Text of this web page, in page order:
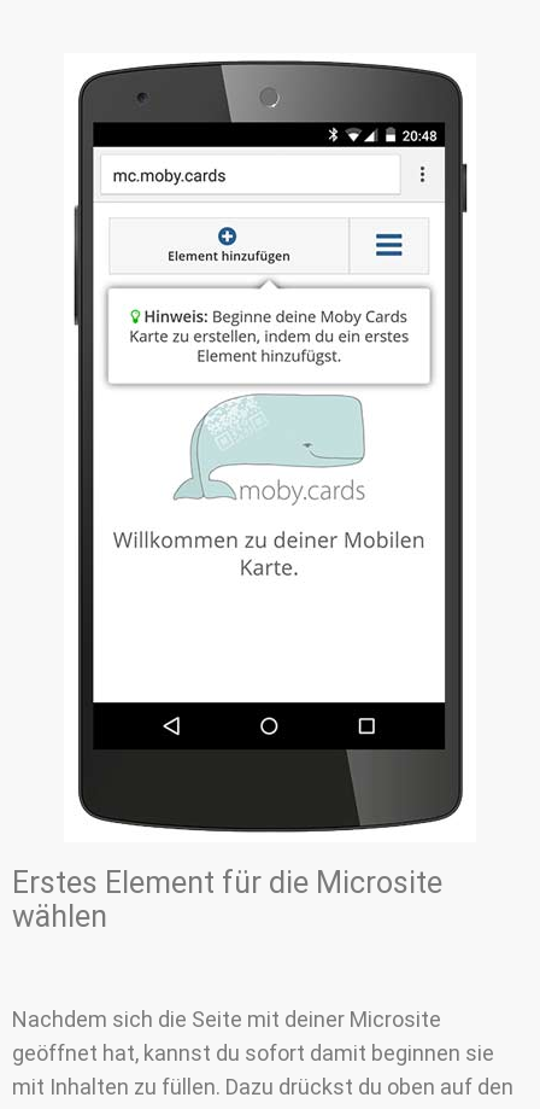
Erstes Element für die Microsite
wählen
Nachdem sich die Seite mit deiner Microsite
geöffnet hat, kannst du sofort damit beginnen sie
mit Inhalten zu füllen. Dazu drückst du oben auf den